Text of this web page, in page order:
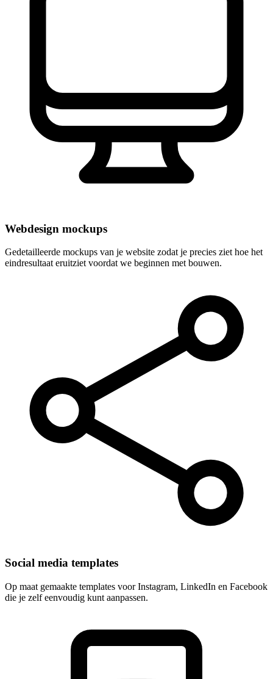
Webdesign mockups
Gedetailleerde mockups van je website zodat je precies ziet hoe het
eindresultaat eruitziet voordat we beginnen met bouwen.
Social media templates
Op maat gemaakte templates voor Instagram, LinkedIn en Facebook
die je zelf eenvoudig kunt aanpassen.